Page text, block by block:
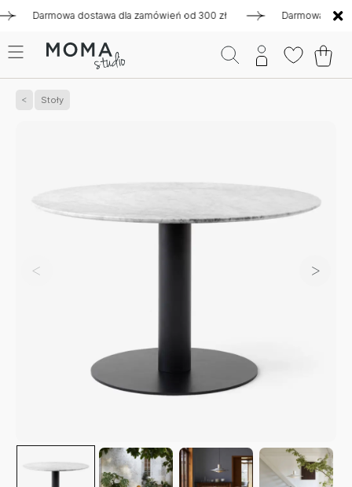
Darmowa dostawa dla zamówień od 300 zł Darmowa dostawa
Stoły